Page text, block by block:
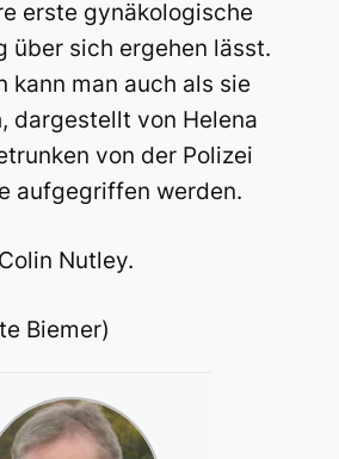
erste gynäkologische
über sich ergehen lässt.
kann man auch als sie
dargestellt von Helena
von der Polizei
aufgegriffen werden.
Nutley.
Biemer)